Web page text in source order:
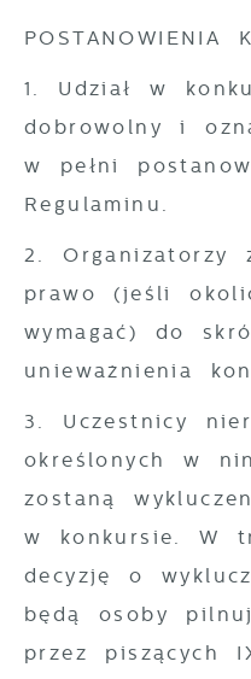
POSTANOWIENIA
1. Udział w
dobrowolny i
w pełni
Regulaminu.
2. Organizatorzy
prawo (jeśli
wymagać) do
unieważnienia
3. Uczestnicy
określonych w
zostaną
w konkursie. W
decyzję o
będą osoby
przez piszących